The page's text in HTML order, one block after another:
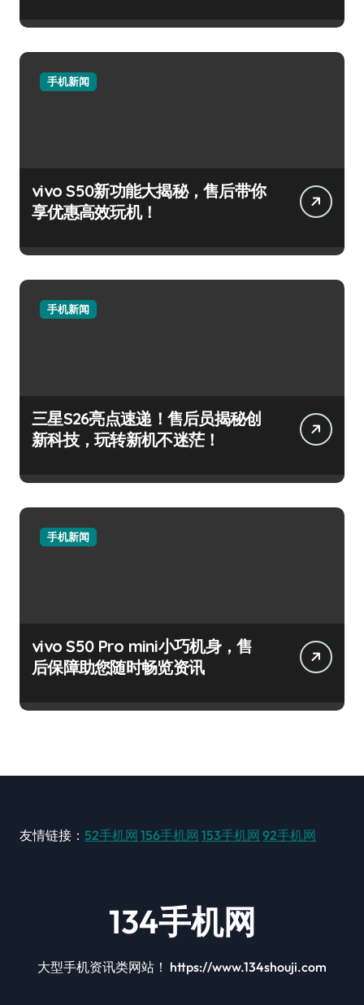
手机新闻
vivo S50新功能大揭秘，售后带你
享优惠高效玩机！
手机新闻
三星S26亮点速递！售后员揭秘创
新科技，玩转新机不迷茫！
手机新闻
vivo S50 Pro mini小巧机身，售
后保障助您随时畅览资讯
友情链接： 52手机网 156手机网 153手机网 92手机网
134手机网
大型手机资讯类网站！ https://www.134shouji.com